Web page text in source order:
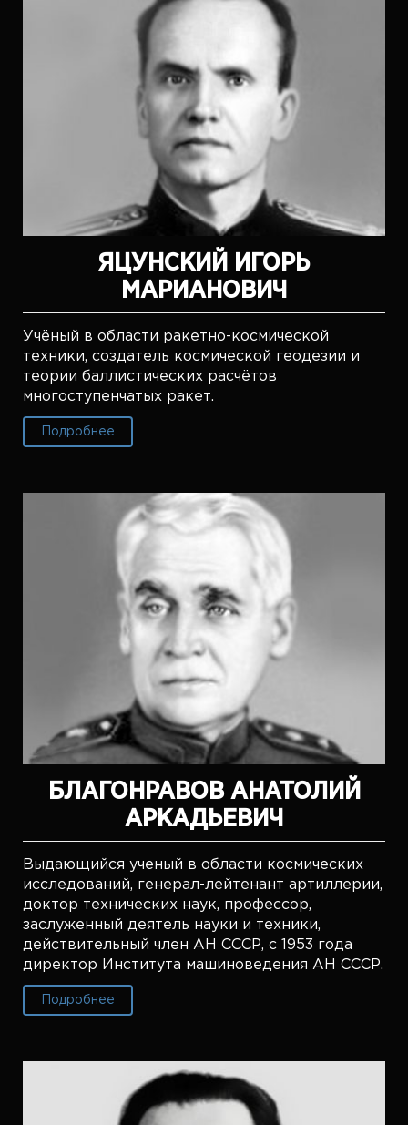
ЯЦУНСКИЙ ИГОРЬ
МАРИАНОВИЧ
Учёный в области ракетно-космической
техники, создатель космической геодезии и
теории баллистических расчётов
многоступенчатых ракет.
Подробнее
БЛАГОНРАВОВ АНАТОЛИЙ
АРКАДЬЕВИЧ
Выдающийся ученый в области космических
исследований, генерал-лейтенант артиллерии,
доктор технических наук, профессор,
заслуженный деятель науки и техники,
действительный член АН СССР, с 1953 года
директор Института машиноведения АН СССР.
Подробнее